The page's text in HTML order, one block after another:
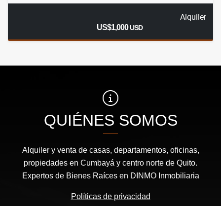
Alquiler
US$1,000USD
QUIÉNES SOMOS
Alquiler y venta de casas, departamentos, oficinas,
propiedades en Cumbayá y centro norte de Quito.
Expertos de Bienes Raíces en DINMO Inmobiliaria
Políticas de privacidad